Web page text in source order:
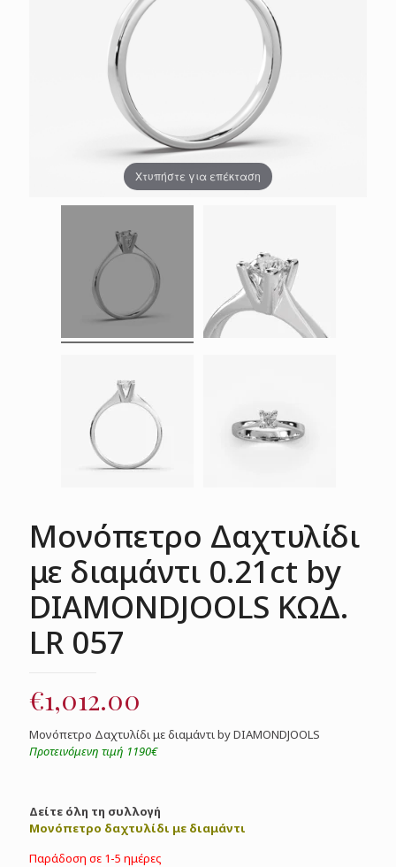
Χτυπήστε για επέκταση
Μονόπετρο Δαχτυλίδι
με διαμάντι 0.21ct by
DIAMONDJOOLS ΚΩΔ.
LR 057
€1,012.00
Μονόπετρο Δαχτυλίδι με διαμάντι by DIAMONDJOOLS
Προτεινόμενη τιμή 1190€
Δείτε όλη τη συλλογή
Μονόπετρο δαχτυλίδι με διαμάντι
Παράδοση σε 1-5 ημέρες